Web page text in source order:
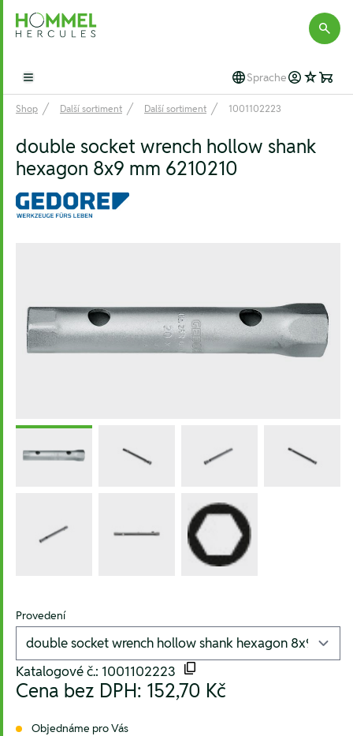
Hommel Hercules
Open main menu Sprache
Shop Další sortiment Další sortiment 1001102223
double socket wrench hollow shank
hexagon 8x9 mm 6210210
Provedení
Katalogové č.: 1001102223
Cena bez DPH: 152,70 Kč
Objednáme pro Vás